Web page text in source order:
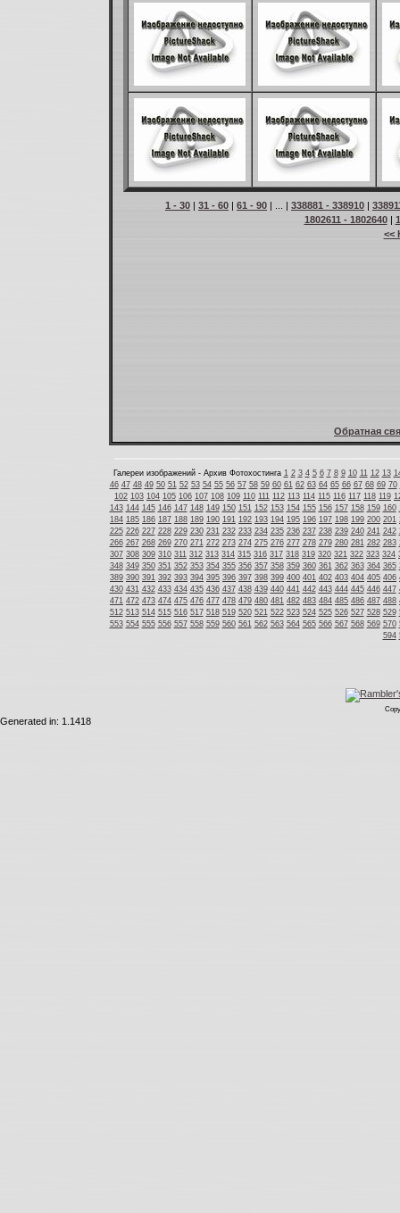
1 - 30 | 31 - 60 | 61 - 90 | ... | 338881 - 338910 |
1802611 - 1802640|
<<
Обратная
Галереи изображений - Архив Фотохостинга 1 2 3 4 5 6 7 8 9 10 11 12 13
46 47 48 49 50 51 52 53 54 55 56 57 58 59 60 61 62 63 64 65 66 67 68 69 70
102 103 104 105 106 107 108 109 110 111 112 113 114 115 116 117 118 119
143 144 145 146 147 148 149 150 151 152 153 154 155 156 157 158 159 160
184 185 186 187 188 189 190 191 192 193 194 195 196 197 198 199 200 201
225 226 227 228 229 230 231 232 233 234 235 236 237 238 239 240 241 242
266 267 268 269 270 271 272 273 274 275 276 277 278 279 280 281 282 283
307 308 309 310 311 312 313 314 315 316 317 318 319 320 321 322 323 324
348 349 350 351 352 353 354 355 356 357 358 359 360 361 362 363 364 365
389 390 391 392 393 394 395 396 397 398 399 400 401 402 403 404 405 406
430 431 432 433 434 435 436 437 438 439 440 441 442 443 444 445 446 447
471 472 473 474 475 476 477 478 479 480 481 482 483 484 485 486 487 488
512 513 514 515 516 517 518 519 520 521 522 523 524 525 526 527 528 529
553 554 555 556 557 558 559 560 561 562 563 564 565 566 567 568 569 570
594
Generated in: 1.1418